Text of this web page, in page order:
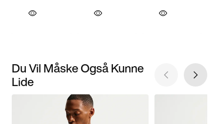
Du Vil Måske Også Kunne
Lide